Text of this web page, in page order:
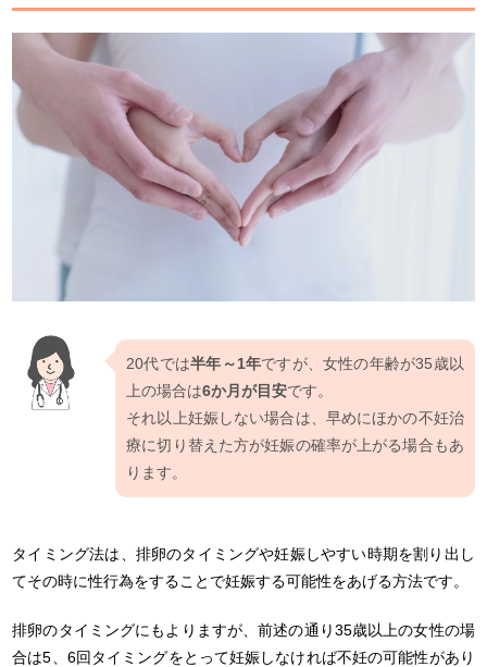
20代では半年～1年ですが、女性の年齢が35歳以
上の場合は6か月が目安です。
それ以上妊娠しない場合は、早めにほかの不妊治
療に切り替えた方が妊娠の確率が上がる場合もあ
ります。
タイミング法は、排卵のタイミングや妊娠しやすい時期を割り出し
てその時に性行為をすることで妊娠する可能性をあげる方法です。
排卵のタイミングにもよりますが、前述の通り35歳以上の女性の場
合は5、6回タイミングをとって妊娠しなければ不妊の可能性があり